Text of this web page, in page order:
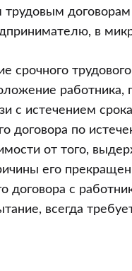
трудовым
в
срочного
работника,
с истечением
договора по
от того,
его
договора с
всегда